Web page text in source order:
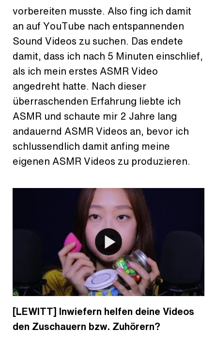
vorbereiten musste. Also fing ich damit
an auf YouTube nach entspannenden
Sound Videos zu suchen. Das endete
damit, dass ich nach 5 Minuten einschlief,
als ich mein erstes ASMR Video
angedreht hatte. Nach dieser
überraschenden Erfahrung liebte ich
ASMR und schaute mir 2 Jahre lang
andauernd ASMR Videos an, bevor ich
schlussendlich damit anfing meine
eigenen ASMR Videos zu produzieren.
[LEWITT] Inwiefern helfen deine Videos
den Zuschauern bzw. Zuhörern?